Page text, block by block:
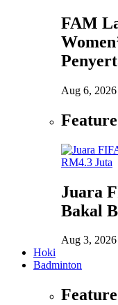
FAM
Aug 6, 2026
Juara
Bakal
Aug 3, 2026
Hoki
Badminton